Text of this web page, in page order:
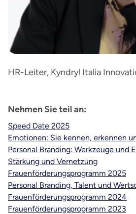
HR-Leiter, Kyndryl Italia
Nehmen Sie teil an:
Speed Date 2025
Emotionen: Sie kennen, erkennen
Personal Branding: Werkzeuge und
Stärkung und Vernetzung
Frauenförderungsprogramm 2025
Personal Branding, Talent und
Frauenförderungsprogramm 2024
Frauenförderungsprogramm 2023